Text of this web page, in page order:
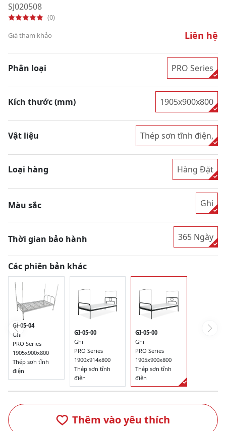
SJ020508
(0)
Giá tham khảo
Liên hệ
Phân loại PRO Series
Kích thước (mm) 1905x900x800
Vật liệu Thép sơn tĩnh điện,
Loại hàng Hàng Đặt
Màu sắc Ghi
Thời gian bảo hành 365 Ngày
Các phiên bản khác
Gi-05-04
Ghi
PRO Series
1905x900x800
Thép sơn tĩnh
điện
GI-05-00
Ghi
PRO Series
1900x914x800
Thép sơn tĩnh
điện
GI-05-00
Ghi
PRO Series
1905x900x800
Thép sơn tĩnh
điện
Thêm vào yêu thích